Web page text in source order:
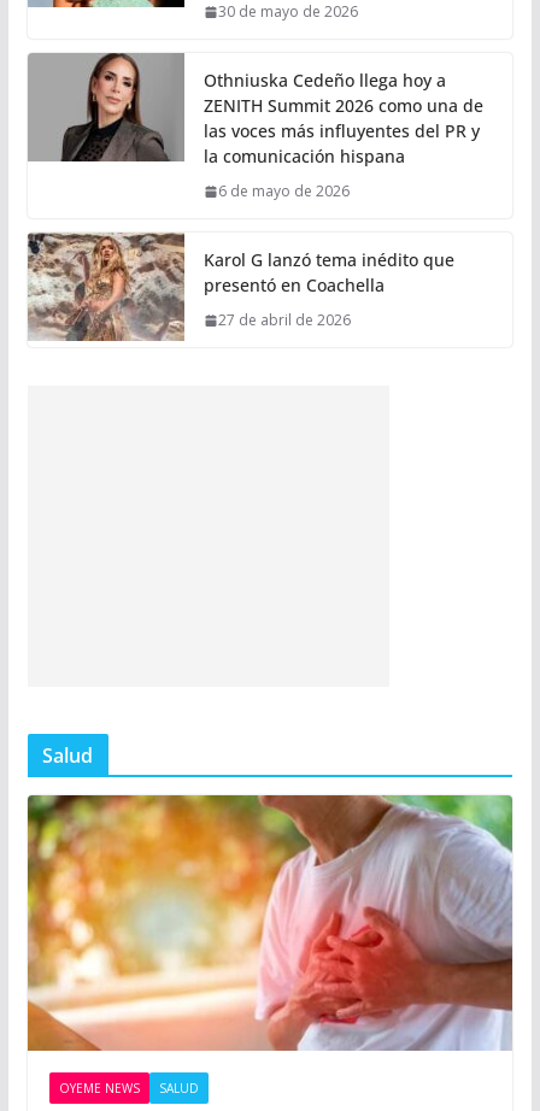
30 de mayo de 2026
Othniuska Cedeño llega hoy a
ZENITH Summit 2026 como una de
las voces más influyentes del PR y
la comunicación hispana
6 de mayo de 2026
Karol G lanzó tema inédito que
presentó en Coachella
27 de abril de 2026
Salud
OYEME NEWS SALUD